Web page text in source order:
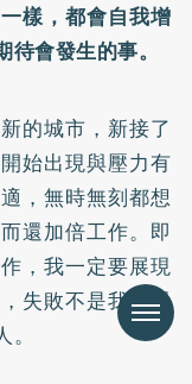
樣，都會自我增
會發生的事。
的城市，新接了
始出現與壓力有
，無時無刻都想
還加倍工作。即
，我一定要展現
失敗不是我的選
Menu